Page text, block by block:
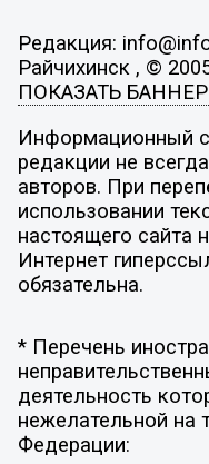
Редакция:
Райчихинск , ©
ПОКАЗАТЬ
Информационный
редакции не
авторов. При
использовании
настоящего сайта
Интернет
обязательна.
* Перечень
деятельность
нежелательной на
Федерации: